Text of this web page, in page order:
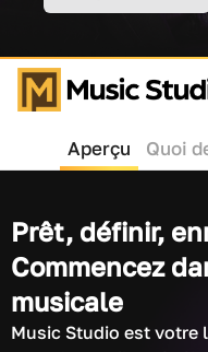
Aperçu Quoi
Prêt, définir,
Commencez
musicale
Music Studio est votre